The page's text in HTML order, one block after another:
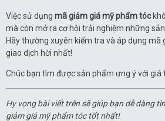
Việc sử dụng mã giảm giá mỹ phẩm tóc
mà còn mở ra cơ hội trải nghiệm những
Hãy thường xuyên kiểm tra và áp dụng mã
giao dịch hời nhất!
Chúc bạn tìm được sản phẩm ưng ý với giá
Hy vọng bài viết trên sẽ giúp bạn dễ dàng
giảm giá mỹ phẩm tóc tốt nhất!